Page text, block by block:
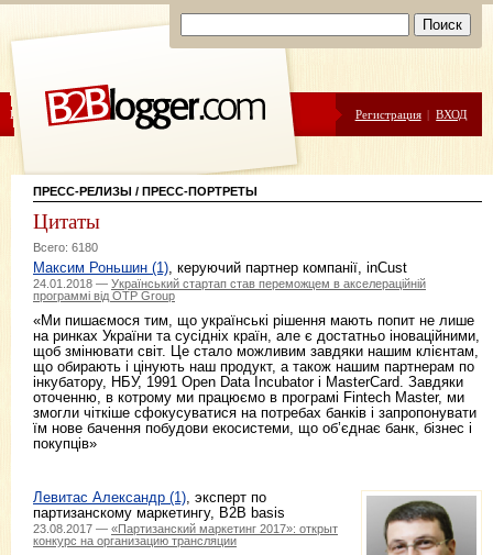
ЦЕНЫ ПОМОЩЬ Регистрация | ВХОД
ПРЕСС-РЕЛИЗЫ / ПРЕСС-ПОРТРЕТЫ
Цитаты
Всего: 6180
Максим Роньшин (1), керуючий партнер компанії, inCust
24.01.2018 — Український стартап став переможцем в акселераційній
программі від OTP Group
«Ми пишаємося тим, що українські рішення мають попит не лише
на ринках України та сусідніх країн, але є достатньо іноваційними,
щоб змінювати світ. Це стало можливим завдяки нашим клієнтам,
що обирають і цінують наш продукт, а також нашим партнерам по
інкубатору, НБУ, 1991 Open Data Incubator і MasterCard. Завдяки
оточенню, в котрому ми працюємо в програмі Fintech Master, ми
змогли чіткіше сфокусуватися на потребах банків і запропонувати
їм нове бачення побудови екосистеми, що об’єднає банк, бізнес і
покупців»
Левитас Александр (1), эксперт по
партизанскому маркетингу, B2B basis
23.08.2017 — «Партизанский маркетинг 2017»: открыт
конкурс на организацию трансляции